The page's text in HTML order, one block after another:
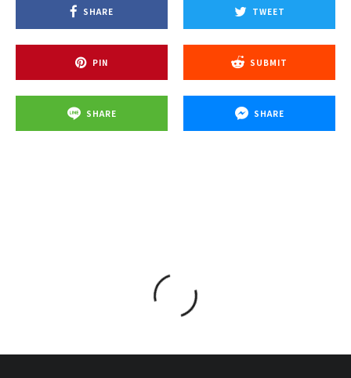
SHARE TWEET
PIN SUBMIT
SHARE SHARE